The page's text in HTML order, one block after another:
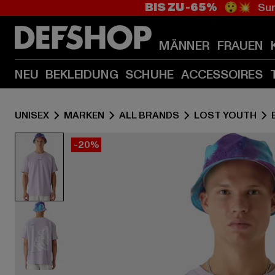
BIS ZU -65% 😲💥
MÄNNER FRAUEN
NEU BEKLEIDUNG SCHUHE ACCESSOIRES
UNISEX MARKEN ALL BRANDS LOST YOUTH
-20%